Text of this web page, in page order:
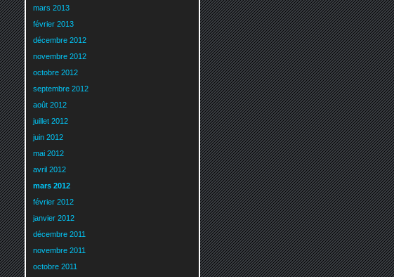
mars 2013
février 2013
décembre 2012
novembre 2012
octobre 2012
septembre 2012
août 2012
juillet 2012
juin 2012
mai 2012
avril 2012
mars 2012
février 2012
janvier 2012
décembre 2011
novembre 2011
octobre 2011